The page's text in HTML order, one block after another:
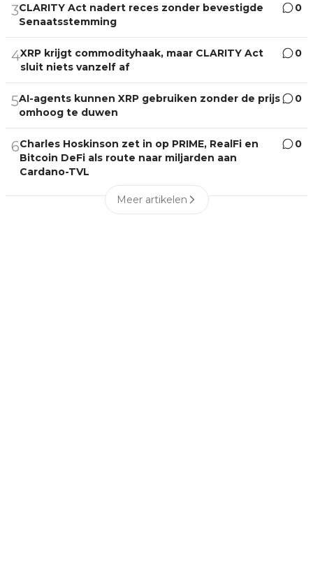
3CLARITY Act nadert reces zonder bevestigde
Senaatsstemming
0
4XRP krijgt commodityhaak, maar CLARITY Act
sluit niets vanzelf af
0
5AI-agents kunnen XRP gebruiken zonder de prijs
omhoog te duwen
0
6Charles Hoskinson zet in op PRIME, RealFi en
Bitcoin DeFi als route naar miljarden aan
Cardano-TVL
0
Meer artikelen